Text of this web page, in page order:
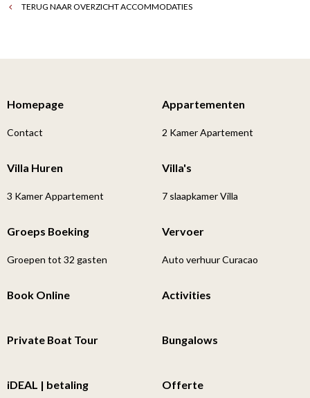
TERUG NAAR OVERZICHT ACCOMMODATIES
Homepage
Contact
Appartementen
2 Kamer Apartement
Villa Huren
3 Kamer Appartement
Villa's
7 slaapkamer Villa
Groeps Boeking
Groepen tot 32 gasten
Vervoer
Auto verhuur Curacao
Book Online Activities
Private Boat Tour Bungalows
iDEAL | betaling Offerte